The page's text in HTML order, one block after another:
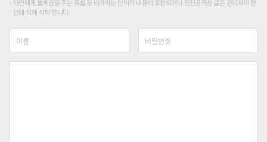
타인에게 불쾌감을 주는 욕설 등 비하하는 단어가 내용에 포함되거나 인신공격성 글은 관리자의 판
단에 의해 삭제 합니다.